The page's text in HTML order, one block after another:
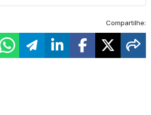
Compartilhe: